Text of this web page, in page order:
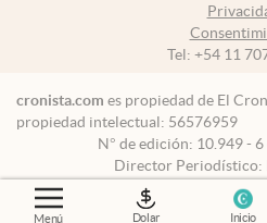
Menú Dolar Inicio
Tel: +54 11
cronista.com es propiedad de El
propiedad intelectual: 56576959
N° de edición: 10.949 -
Director Periodístico: